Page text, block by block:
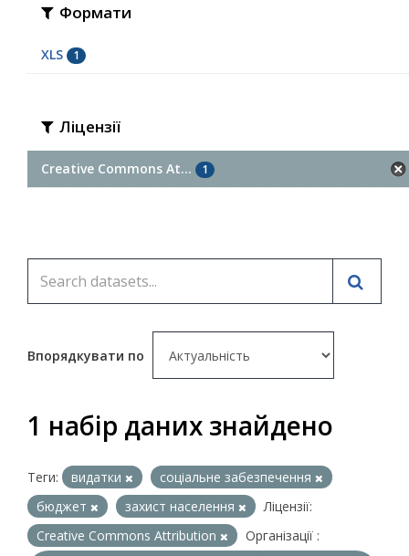
Формати
XLS 1
Ліцензії
Creative Commons At... 1
Впорядкувати по
1 набір даних знайдено
Теги: видатки
соціальне забезпечення
бюджет
захист населення
Ліцензії:
Creative Commons Attribution
Організації :